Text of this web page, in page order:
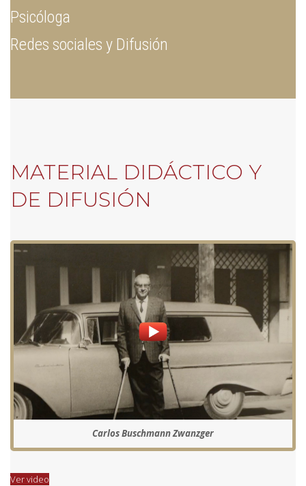
Psicóloga
Redes sociales y Difusión
MATERIAL DIDÁCTICO Y
DE DIFUSIÓN
Carlos Buschmann Zwanzger
Ver video